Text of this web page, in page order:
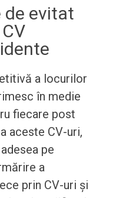
de evitat
a locurilor
în medie
fiecare post
aceste CV-uri,
pe
a
prin CV-uri și